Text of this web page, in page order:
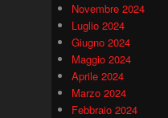
Novembre 2024
Luglio 2024
Giugno 2024
Maggio 2024
Aprile 2024
Marzo 2024
Febbraio 2024